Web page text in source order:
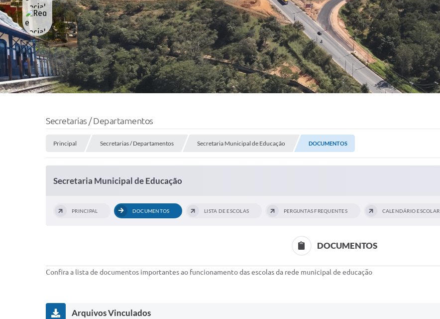
Secretarias / Departamentos
Principal Secretarias / Departamentos Secretaria Municipal de Educação DOCUMENTOS
Secretaria Municipal de Educação
PRINCIPAL DOCUMENTOS LISTA DE ESCOLAS PERGUNTAS FREQUENTES CALENDÁRIO ESCOLAR
DOCUMENTOS
Confira a lista de documentos importantes ao funcionamento das escolas da rede municipal de educação
Arquivos Vinculados